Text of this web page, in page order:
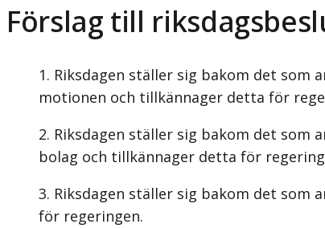
Förslag till
Riksdagen ställer sig bakom det
motionen och tillkännager detta för
Riksdagen ställer sig bakom det
bolag och tillkännager detta för
Riksdagen ställer sig bakom det
för regeringen.